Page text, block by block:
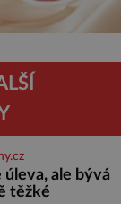
ale bývá
těžké